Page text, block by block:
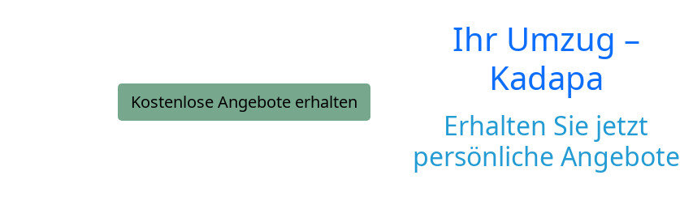
Kostenlose Angebote erhalten
Ihr Umzug –
Kadapa
Erhalten Sie jetzt
persönliche Angebote